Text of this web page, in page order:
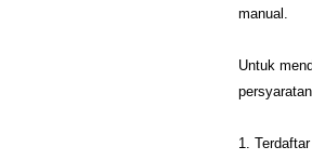
manual.
Untuk
1.